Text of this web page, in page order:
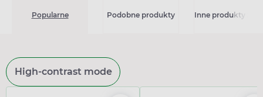
Popularne Podobne produkty Inne produkty z
High-contrast mode